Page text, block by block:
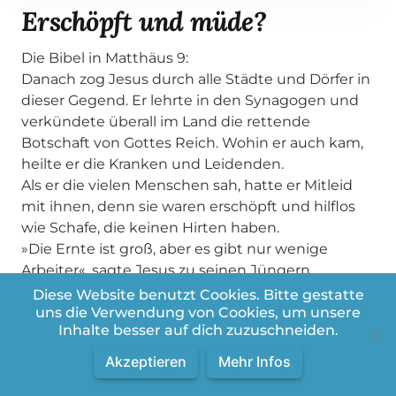
Erschöpft und müde?
Die Bibel in Matthäus 9:
Danach zog Jesus durch alle Städte und Dörfer in
dieser Gegend. Er lehrte in den Synagogen und
verkündete überall im Land die rettende
Botschaft von Gottes Reich. Wohin er auch kam,
heilte er die Kranken und Leidenden.
Als er die vielen Menschen sah, hatte er Mitleid
mit ihnen, denn sie waren erschöpft und hilflos
wie Schafe, die keinen Hirten haben.
»Die Ernte ist groß, aber es gibt nur wenige
Arbeiter«, sagte Jesus zu seinen Jüngern.
»Darum bittet den Herrn, dass er noch mehr
Arbeiter aussendet, die seine Ernte einbringen.«
Mehr oder weniger tägliche Inspiration aus
meinem Studierzimmer
Folge mir auf weiteren sozialen Medien:
Diese Website benutzt Cookies. Bitte gestatte
uns die Verwendung von Cookies, um unsere
Inhalte besser auf dich zuzuschneiden.
Akzeptieren Mehr Infos